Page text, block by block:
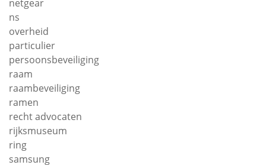
netgear
ns
overheid
particulier
persoonsbeveiliging
raam
raambeveiliging
ramen
recht advocaten
rijksmuseum
ring
samsung